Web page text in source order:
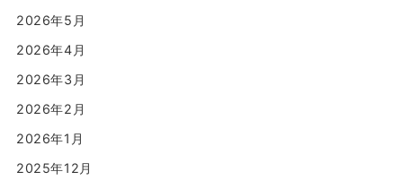
2026年5月
2026年4月
2026年3月
2026年2月
2026年1月
2025年12月